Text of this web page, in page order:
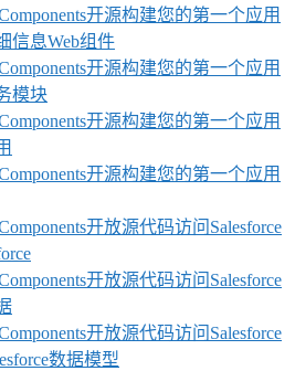
开源构建您的第一个应用
信息Web组件
开源构建您的第一个应用
模块
开源构建您的第一个应用
开源构建您的第一个应用
开放源代码访问Salesforce
开放源代码访问Salesforce
开放源代码访问Salesforce
数据模型